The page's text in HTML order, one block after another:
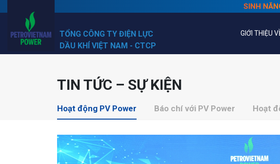
SINH
TỔNG CÔNG TY ĐIỆN LỰC
DẦU KHÍ VIỆT NAM - CTCP
GIỚI THIỆU
TIN TỨC – SỰ KIỆN
Hoạt động PV Power Báo chí với PV Power Hoạt